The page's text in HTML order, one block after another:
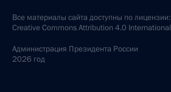
Все материалы сайта доступны по лицензии:
Creative Commons Attribution 4.0 International
Администрация Президента России
2026 год